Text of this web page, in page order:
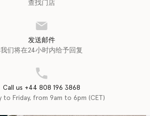
查找门店
发送邮件
我们将在24小时内给予回复
Call us +44 808 196 3868
to Friday, from 9am to 6pm (CET)